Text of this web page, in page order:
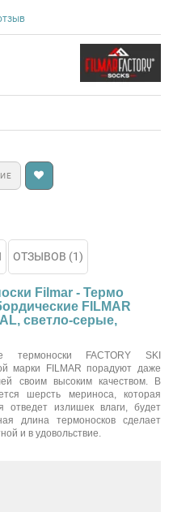
ОТЗЫВОВ (1)
Filmar - Термо
FILMAR
светло-серые,
термоноски FACTORY SKI
марки FILMAR порадуют даже
своим высоким качеством. В
шерсть мериноса, которая
излишек влаги, будет
длина термоносков сделает
и в удовольствие.